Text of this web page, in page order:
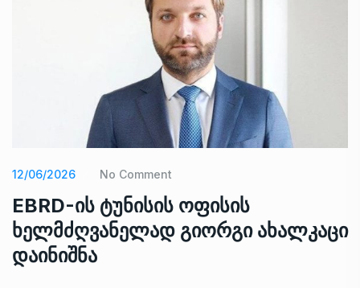
12/06/2026 No Comment
EBRD-ის ტუნისის ოფისის
ხელმძღვანელად გიორგი ახალკაცი
დაინიშნა